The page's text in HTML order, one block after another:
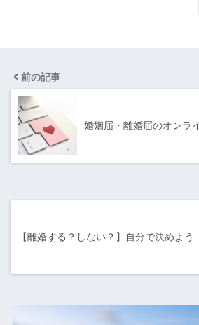
前の記事
婚姻届・離婚届のオンラ
【離婚する？しない？】自分で決めよう